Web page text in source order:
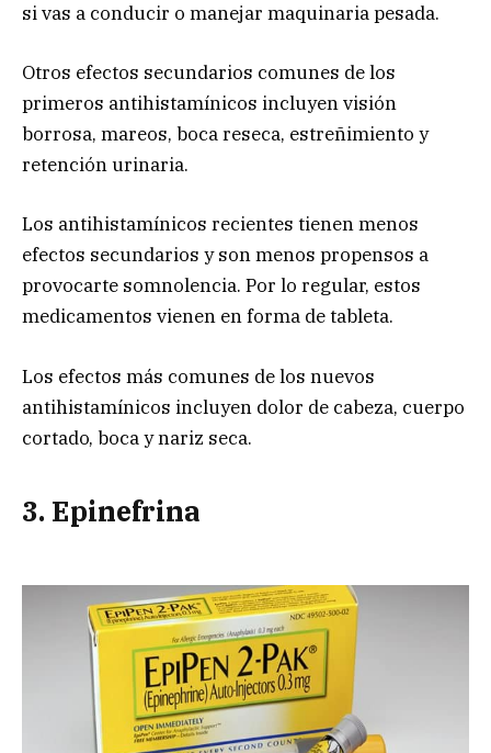
si vas a conducir o manejar maquinaria pesada.
Otros efectos secundarios comunes de los
primeros antihistamínicos incluyen visión
borrosa, mareos, boca reseca, estreñimiento y
retención urinaria.
Los antihistamínicos recientes tienen menos
efectos secundarios y son menos propensos a
provocarte somnolencia. Por lo regular, estos
medicamentos vienen en forma de tableta.
Los efectos más comunes de los nuevos
antihistamínicos incluyen dolor de cabeza, cuerpo
cortado, boca y nariz seca.
3. Epinefrina